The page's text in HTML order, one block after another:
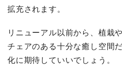
拡充されます。
リニューアル以前から、植栽
チェアのある十分な癒し空間
化に期待していいでしょう。